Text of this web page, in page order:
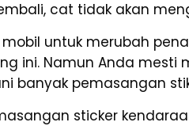
cat tidak akan
untuk merubah
ini. Namun Anda
banyak pemasangan
sticker